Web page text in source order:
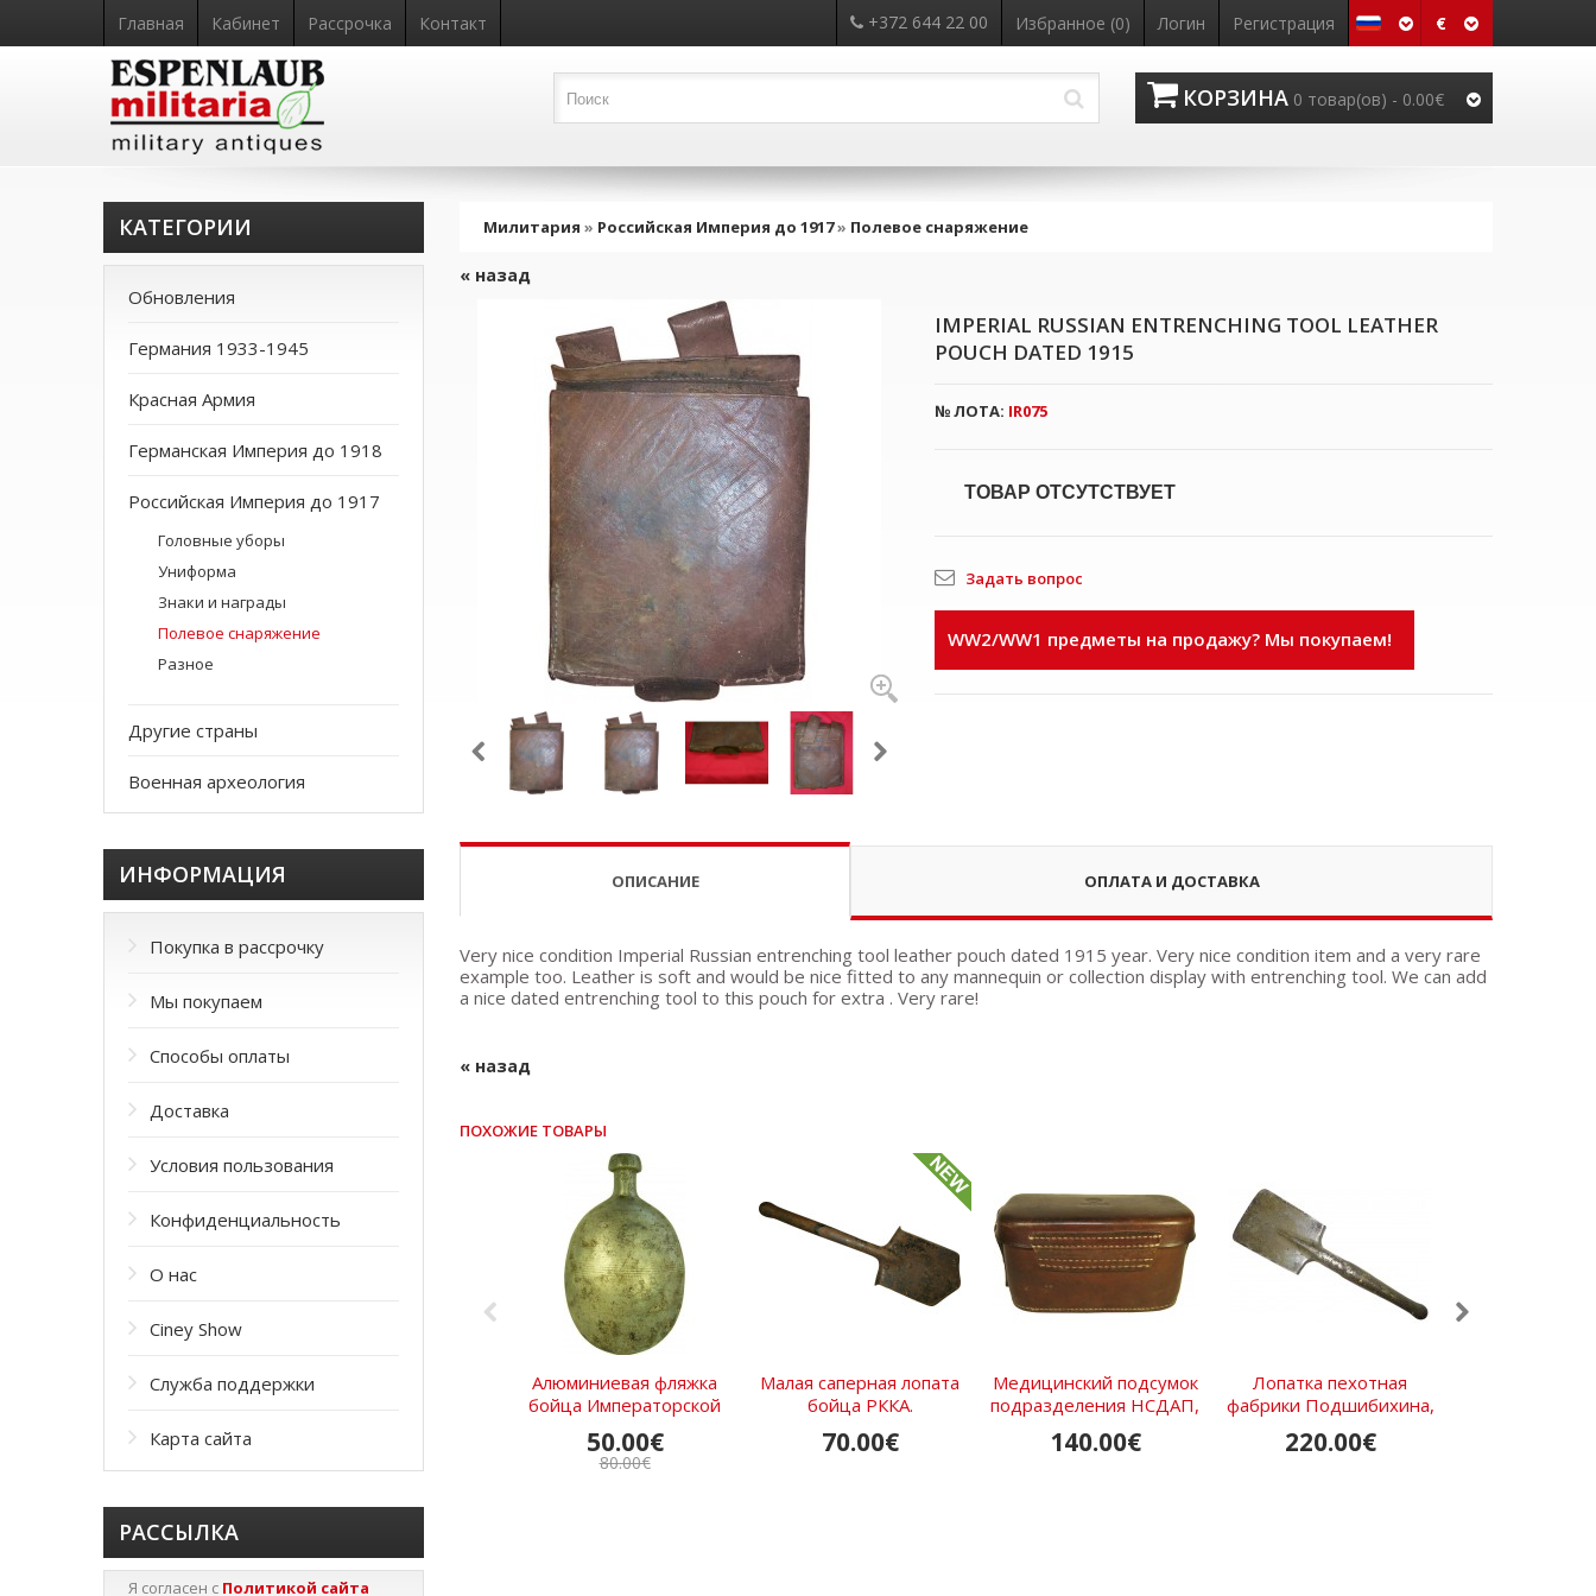
€
Главная Кабинет Рассрочка Контакт +372 644 22 00 Избранное (0) Логин Регистрация
КОРЗИНА 0 товар(ов) - 0.00€
Милитария » Российская Империя до 1917» Полевое снаряжение
« назад
IMPERIAL RUSSIAN ENTRENCHING TOOL LEATHER
POUCH DATED 1915
№ ЛОТА: IR075
ТОВАР ОТСУТСТВУЕТ
Задать вопрос
WW2/WW1 предметы на продажу? Мы покупаем!
ОПИСАНИЕ ОПЛАТА И ДОСТАВКА
Very nice condition Imperial Russian entrenching tool leather pouch dated 1915 year. Very nice condition item and a very rare
example too. Leather is soft and would be nice fitted to any mannequin or collection display with entrenching tool. We can add
a nice dated entrenching tool to this pouch for extra . Very rare!
« назад
ПОХОЖИЕ ТОВАРЫ
Алюминиевая фляжка
бойца Императорской
Армии, Россия, 1905...
50.00€
80.00€
Малая саперная лопата
бойца РККА.
70.00€
Медицинский подсумок
подразделения НСДАП,
1934.
140.00€
Лопатка пехотная
фабрики Подшибихина,
1915 г.
220.00€
КАТЕГОРИИ
Обновления
Германия 1933-1945
Красная Армия
Германская Империя до 1918
Российская Империя до 1917
Головные уборы
Униформа
Знаки и награды
Полевое снаряжение
Разное
Другие страны
Военная археология
ИНФОРМАЦИЯ
Покупка в рассрочку
Мы покупаем
Способы оплаты
Доставка
Условия пользования
Конфиденциальность
О нас
Ciney Show
Служба поддержки
Карта сайта
РАССЫЛКА
Я согласен с Политикой сайта